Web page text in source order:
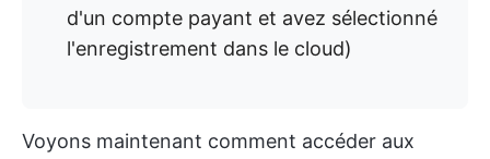
d'un compte payant et avez sélectionné
l'enregistrement dans le cloud)
Voyons maintenant comment accéder aux